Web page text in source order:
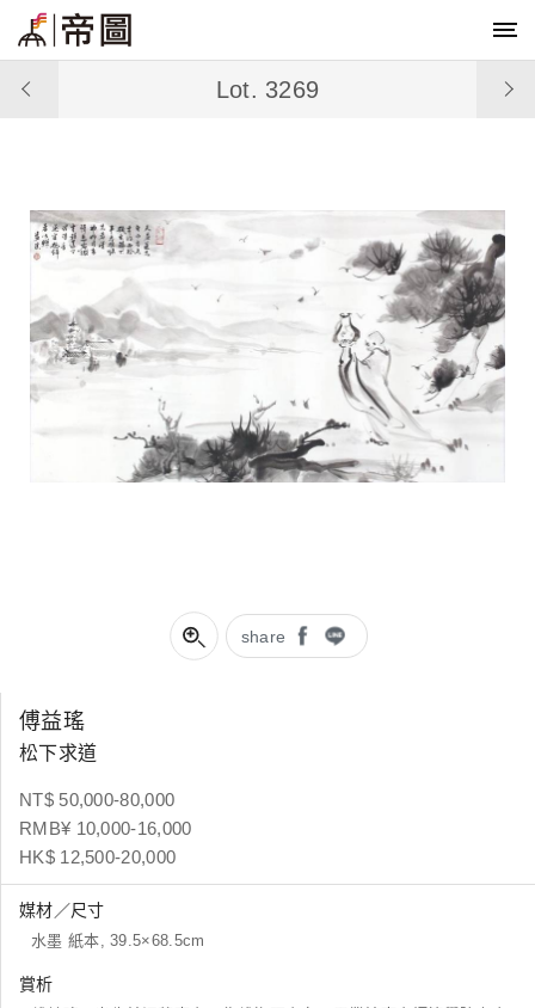
share
Lot. 3269
傅益瑤
松下求道
NT$ 50,000-80,000
RMB¥ 10,000-16,000
HK$ 12,500-20,000
媒材／尺寸
水墨 紙本, 39.5×68.5cm
賞析